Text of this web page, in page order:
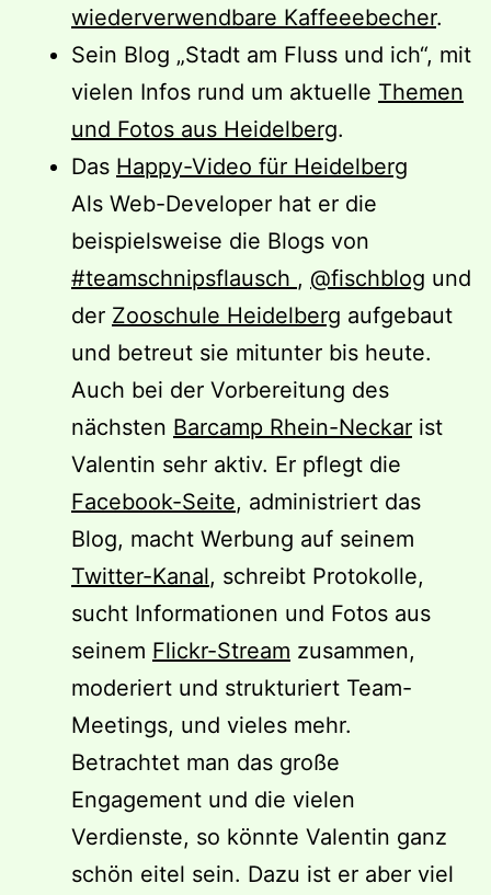
wiederverwendbare Kaffeeebecher.
Sein Blog „Stadt am Fluss und ich“, mit
vielen Infos rund um aktuelle Themen
und Fotos aus Heidelberg.
Das Happy-Video für Heidelberg
Als Web-Developer hat er die
beispielsweise die Blogs von
#teamschnipsflausch , @fischblog und
der Zooschule Heidelberg aufgebaut
und betreut sie mitunter bis heute.
Auch bei der Vorbereitung des
nächsten Barcamp Rhein-Neckar ist
Valentin sehr aktiv. Er pflegt die
Facebook-Seite, administriert das
Blog, macht Werbung auf seinem
Twitter-Kanal, schreibt Protokolle,
sucht Informationen und Fotos aus
seinem Flickr-Stream zusammen,
moderiert und strukturiert Team-
Meetings, und vieles mehr.
Betrachtet man das große
Engagement und die vielen
Verdienste, so könnte Valentin ganz
schön eitel sein. Dazu ist er aber viel